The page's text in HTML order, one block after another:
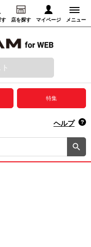
す 店を探す マイページ メニュー
録音からさがす
特集
ヘルプ